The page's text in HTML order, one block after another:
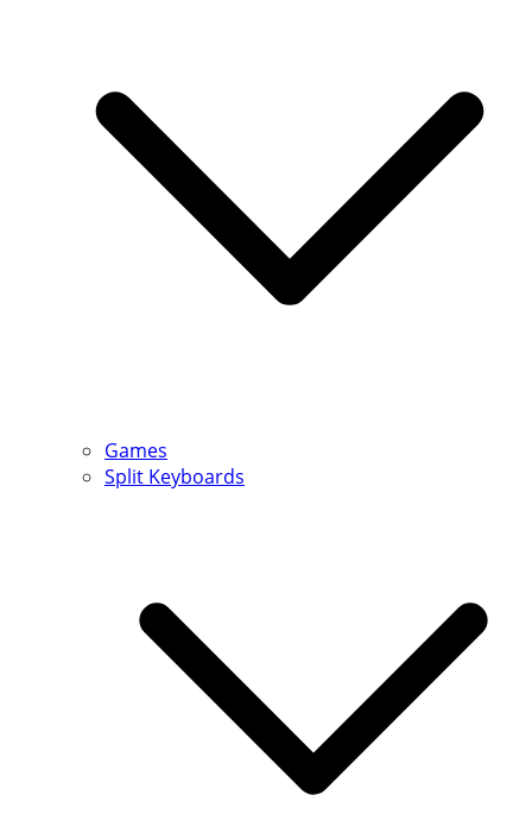
Games
Split Keyboards